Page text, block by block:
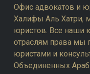
Офис адвокатов и
Халифы Аль Хатри,
юристов. Все наши
отраслям права мы
юристами и
Объединенных